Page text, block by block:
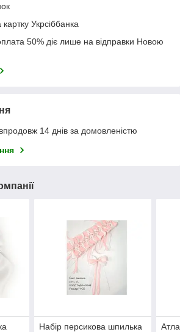
Укрсіббанка
50% діє лише на відправки Новою
14 днів за домовленістю
Набір персикова шпилька